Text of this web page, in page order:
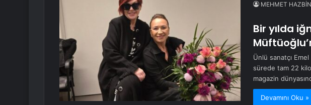
MEHMET
Bir yılda
Ünlü sanatçı
sürede tam 22
magazin
Devamını Oku »